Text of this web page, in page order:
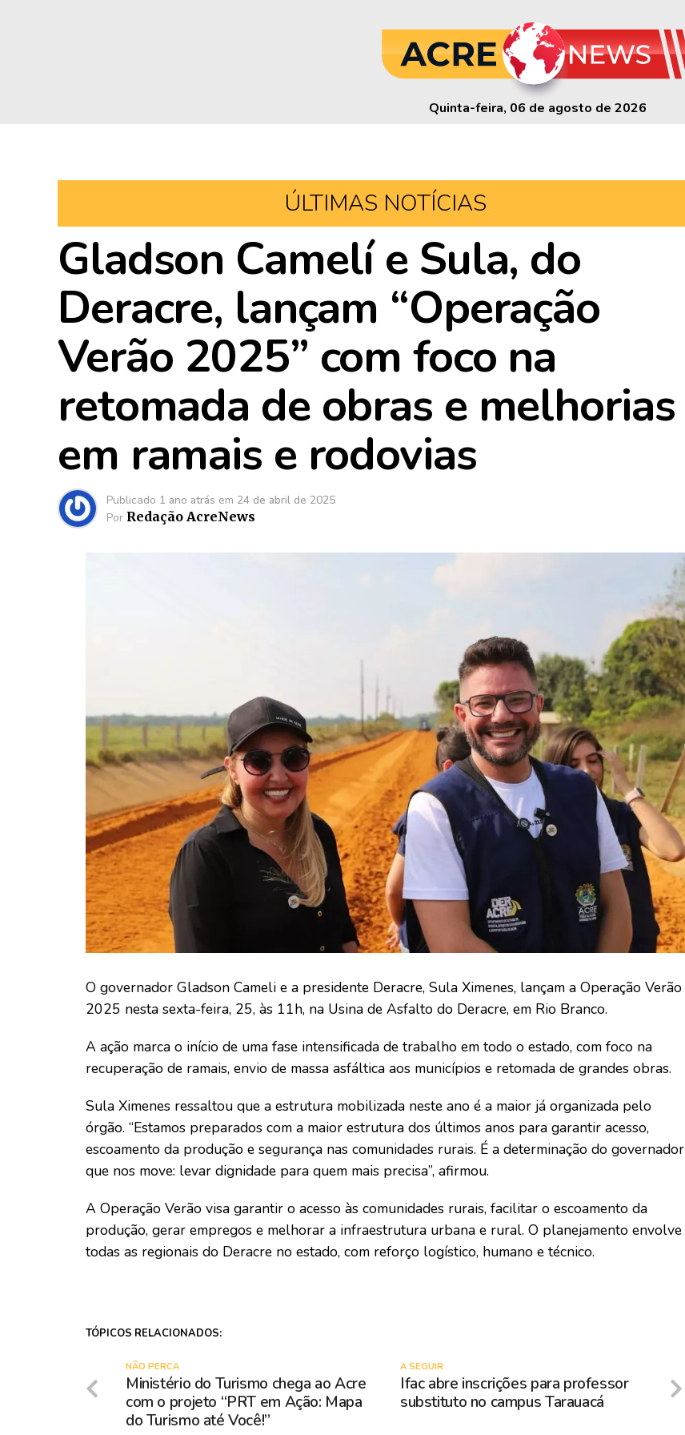
Quinta-feira, 06 de agosto de 2026
ÚLTIMAS NOTÍCIAS
Gladson Camelí e Sula, do
Deracre, lançam “Operação
Verão 2025” com foco na
retomada de obras e melhorias
em ramais e rodovias
Publicado 1 ano atrás em 24 de abril de 2025
Por Redação AcreNews
O governador Gladson Cameli e a presidente Deracre, Sula Ximenes, lançam a Operação Verão
2025 nesta sexta-feira, 25, às 11h, na Usina de Asfalto do Deracre, em Rio Branco.
A ação marca o início de uma fase intensificada de trabalho em todo o estado, com foco na
recuperação de ramais, envio de massa asfáltica aos municípios e retomada de grandes obras.
Sula Ximenes ressaltou que a estrutura mobilizada neste ano é a maior já organizada pelo
órgão. “Estamos preparados com a maior estrutura dos últimos anos para garantir acesso,
escoamento da produção e segurança nas comunidades rurais. É a determinação do governador
que nos move: levar dignidade para quem mais precisa”, afirmou.
A Operação Verão visa garantir o acesso às comunidades rurais, facilitar o escoamento da
produção, gerar empregos e melhorar a infraestrutura urbana e rural. O planejamento envolve
todas as regionais do Deracre no estado, com reforço logístico, humano e técnico.
TÓPICOS RELACIONADOS:
A SEGUIR
Ifac abre inscrições para professor
substituto no campus Tarauacá
NÃO PERCA
Ministério do Turismo chega ao Acre
com o projeto “PRT em Ação: Mapa
do Turismo até Você!”